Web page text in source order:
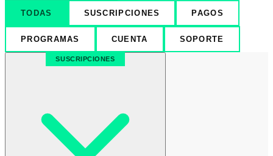
TODAS SUSCRIPCIONES PAGOS
PROGRAMAS CUENTA SOPORTE
SUSCRIPCIONES